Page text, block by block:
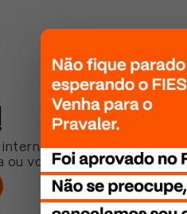
interno. Por favor, tente
ou volte mais tarde!